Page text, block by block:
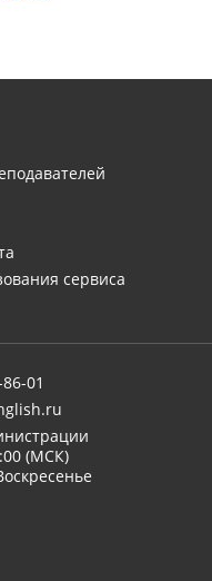
сервиса
01
(МСК)